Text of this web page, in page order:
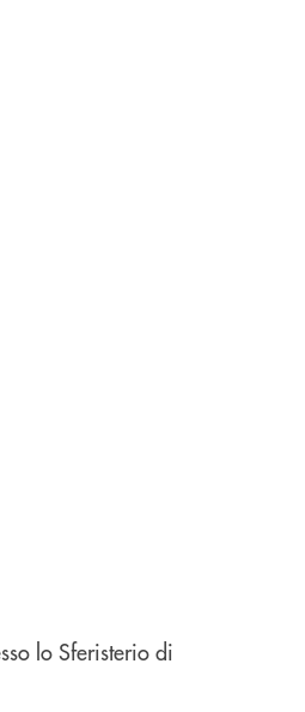
lo Sferisterio di